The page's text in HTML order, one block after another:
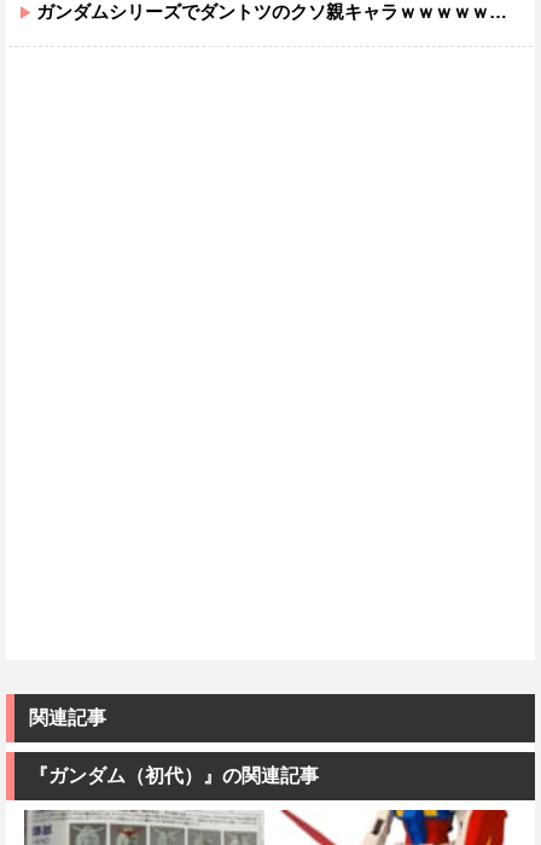
ガンダムシリーズでダントツのクソ親キャラｗｗｗｗｗｗｗｗｗｗｗｗ
関連記事
『ガンダム（初代）』の関連記事